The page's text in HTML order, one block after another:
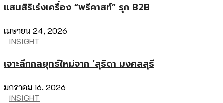
แสนสิริเร่งเครื่อง “พรีคาสท์” รุก B2B
เมษายน 24, 2026
INSIGHT
เจาะลึกกลยุทธ์ใหม่จาก ‘สุธิดา มงคลสุธี
มกราคม 16, 2026
INSIGHT